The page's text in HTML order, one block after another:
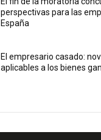
perspectivas para las
España
El empresario casado:
aplicables a los bienes